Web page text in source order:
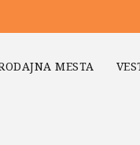
MESTA